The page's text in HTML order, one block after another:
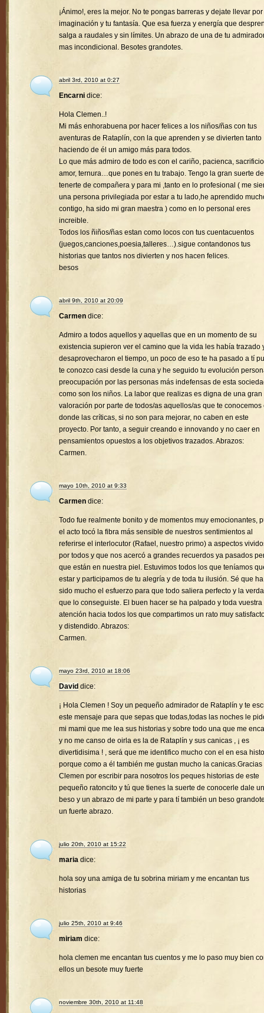
¡Ánimo!, eres la mejor. No te pongas barreras y dejate llevar por
imaginación y tu fantasía. Que esa fuerza y energía que
salga a raudales y sin límites. Un abrazo de una de tu
mas incondicional. Besotes grandotes.
abril 3rd, 2010 at 0:27
Encarni dice:
Hola Clemen..!
Mi más enhorabuena por hacer felices a los niños/ñas con tus
aventuras de Rataplín, con la que aprenden y se divierten tanto
haciendo de él un amigo más para todos.
Lo que más admiro de todo es con el cariño, pacienca,
amor, ternura…que pones en tu trabajo. Tengo la gran suerte de
tenerte de compañera y para mi ,tanto en lo profesional ( me
una persona privilegiada por estar a tu lado,he aprendido
contigo, ha sido mi gran maestra ) como en lo personal eres
increible.
Todos los ñiños/ñas estan como locos con tus cuentacuentos
(juegos,canciones,poesia,talleres…).sigue contandonos tus
historias que tantos nos divierten y nos hacen felices.
besos
abril 9th, 2010 at 20:09
Carmen dice:
Admiro a todos aquellos y aquellas que en un momento de su
existencia supieron ver el camino que la vida les había trazado
desaprovecharon el tiempo, un poco de eso te ha pasado a tí
te conozco casi desde la cuna y he seguido tu evolución
preocupación por las personas más indefensas de esta
como son los niños. La labor que realizas es digna de una gran
valoración por parte de todos/as aquellos/as que te conocemos
donde las críticas, si no son para mejorar, no caben en este
proyecto. Por tanto, a seguir creando e innovando y no caer en
pensamientos opuestos a los objetivos trazados. Abrazos:
Carmen.
mayo 10th, 2010 at 9:33
Carmen dice:
Todo fue realmente bonito y de momentos muy emocionantes,
el acto tocó la fibra más sensible de nuestros sentimientos al
referirse el interlocutor (Rafael, nuestro primo) a aspectos
por todos y que nos acercó a grandes recuerdos ya pasados
que están en nuestra piel. Estuvimos todos los que teníamos
estar y participamos de tu alegría y de toda tu ilusión. Sé que ha
sido mucho el esfuerzo para que todo saliera perfecto y la
que lo conseguiste. El buen hacer se ha palpado y toda vuestra
atención hacia todos los que compartimos un rato muy
y distendido. Abrazos:
Carmen.
mayo 23rd, 2010 at 18:06
David dice:
¡ Hola Clemen ! Soy un pequeño admirador de Rataplín y te
este mensaje para que sepas que todas,todas las noches le
mi mami que me lea sus historias y sobre todo una que me
y no me canso de oirla es la de Rataplín y sus canicas , ¡ es
divertidisima ! , será que me identifico mucho con el en esa
porque como a él también me gustan mucho la canicas.Gracias
Clemen por escribir para nosotros los peques historias de este
pequeño ratoncito y tú que tienes la suerte de conocerle dale un
beso y un abrazo de mi parte y para tí también un beso
un fuerte abrazo.
julio 20th, 2010 at 15:22
maria dice:
hola soy una amiga de tu sobrina miriam y me encantan tus
historias
julio 25th, 2010 at 9:46
miriam dice:
hola clemen me encantan tus cuentos y me lo paso muy bien
ellos un besote muy fuerte
noviembre 30th, 2010 at 11:48